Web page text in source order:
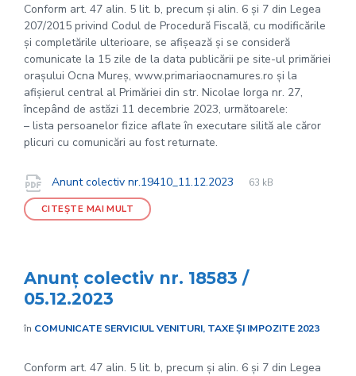
Conform art. 47 alin. 5 lit. b, precum și alin. 6 și 7 din Legea
207/2015 privind Codul de Procedură Fiscală, cu modificările
și completările ulterioare, se afișează și se consideră
comunicate la 15 zile de la data publicării pe site-ul primăriei
orașului Ocna Mureș, www.primariaocnamures.ro și la
afișierul central al Primăriei din str. Nicolae Iorga nr. 27,
începând de astăzi 11 decembrie 2023, următoarele:
– lista persoanelor fizice aflate în executare silită ale căror
plicuri cu comunicări au fost returnate.
Documente
Anunt colectiv nr.19410_11.12.2023
File
pdf
File
63 kB
CITEȘTE MAI MULT
Anunț colectiv nr. 18583 /
05.12.2023
în COMUNICATE SERVICIUL VENITURI, TAXE ȘI IMPOZITE 2023
Conform art. 47 alin. 5 lit. b, precum și alin. 6 și 7 din Legea